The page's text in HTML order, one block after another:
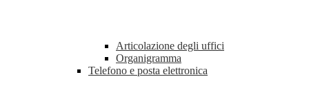
Articolazione degli uffici
Organigramma
Telefono e posta elettronica